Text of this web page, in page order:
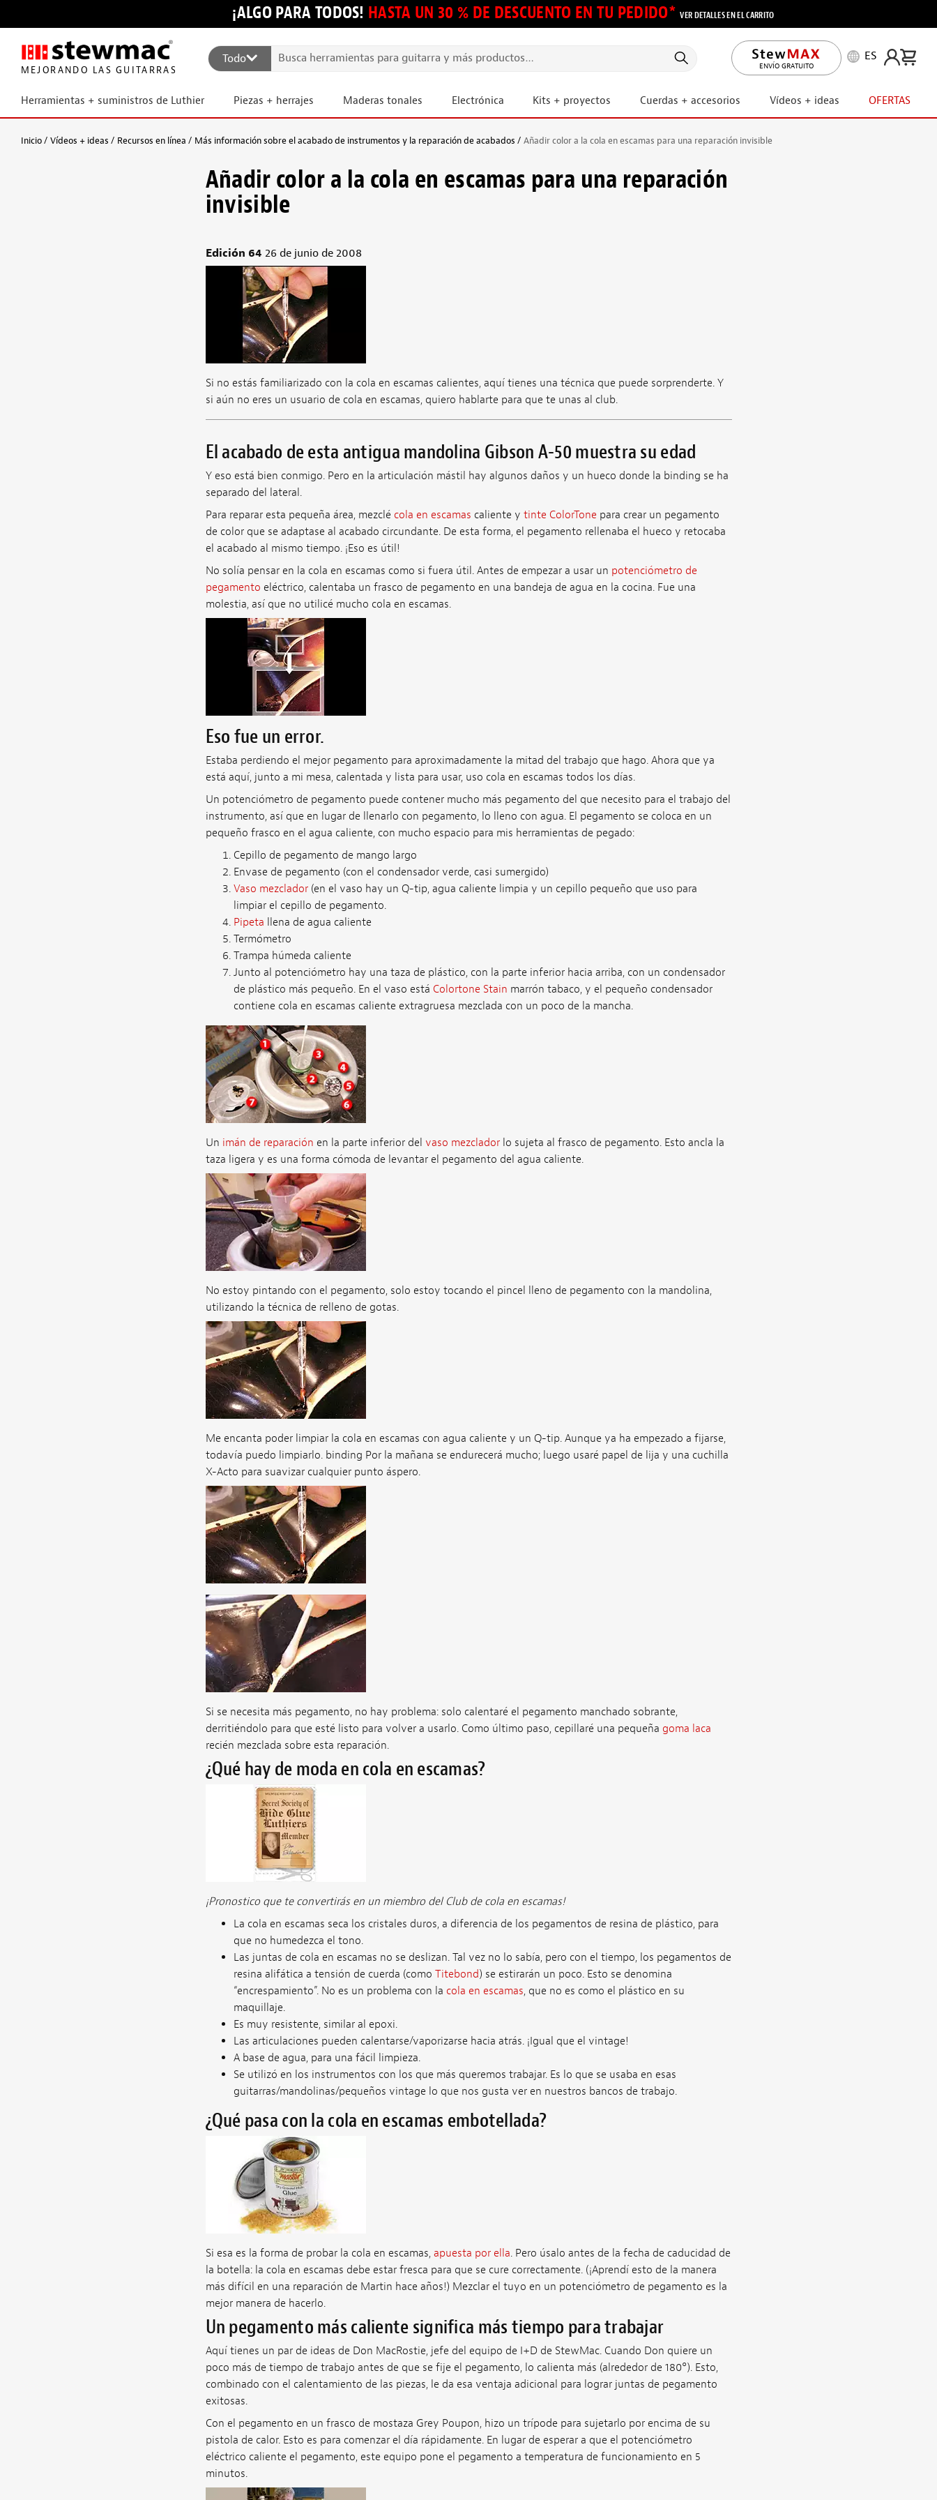
¡ALGO PARA TODOS! HASTA UN 30 % DE DESCUENTO EN TU PEDIDO*VER DETALLES EN EL CARRITO
MEJORANDO LAS GUITARRAS
Todo
ENVÍO GRATUITO
ES
Herramientas + suministros de Luthier Piezas + herrajes Maderas tonales Electrónica Kits + proyectos Cuerdas + accesorios Vídeos + ideas OFERTAS
Inicio Vídeos + ideas Recursos en línea Más información sobre el acabado de instrumentos y la reparación de acabados Añadir color a la cola en escamas para una reparación invisible
Añadir color a la cola en escamas para una reparación
invisible
Edición 64 26 de junio de 2008
Si no estás familiarizado con la cola en escamas calientes, aquí tienes una técnica que puede sorprenderte. Y
si aún no eres un usuario de cola en escamas, quiero hablarte para que te unas al club.
El acabado de esta antigua mandolina Gibson A-50 muestra su edad
Y eso está bien conmigo. Pero en la articulación mástil hay algunos daños y un hueco donde la binding se ha
separado del lateral.
Para reparar esta pequeña área, mezclé cola en escamas caliente y tinte ColorTone para crear un pegamento
de color que se adaptase al acabado circundante. De esta forma, el pegamento rellenaba el hueco y retocaba
el acabado al mismo tiempo. ¡Eso es útil!
No solía pensar en la cola en escamas como si fuera útil. Antes de empezar a usar un potenciómetro de
pegamento eléctrico, calentaba un frasco de pegamento en una bandeja de agua en la cocina. Fue una
molestia, así que no utilicé mucho cola en escamas.
Eso fue un error.
Estaba perdiendo el mejor pegamento para aproximadamente la mitad del trabajo que hago. Ahora que ya
está aquí, junto a mi mesa, calentada y lista para usar, uso cola en escamas todos los días.
Un potenciómetro de pegamento puede contener mucho más pegamento del que necesito para el trabajo del
instrumento, así que en lugar de llenarlo con pegamento, lo lleno con agua. El pegamento se coloca en un
pequeño frasco en el agua caliente, con mucho espacio para mis herramientas de pegado:
Cepillo de pegamento de mango largo
Envase de pegamento (con el condensador verde, casi sumergido)
Vaso mezclador(en el vaso hay un Q-tip, agua caliente limpia y un cepillo pequeño que uso para
limpiar el cepillo de pegamento.
Pipeta llena de agua caliente
Termómetro
Trampa húmeda caliente
Junto al potenciómetro hay una taza de plástico, con la parte inferior hacia arriba, con un condensador
de plástico más pequeño. En el vaso está Colortone Stain marrón tabaco, y el pequeño condensador
contiene cola en escamas caliente extragruesa mezclada con un poco de la mancha.
Un imán de reparación en la parte inferior del vaso mezcladorlo sujeta al frasco de pegamento. Esto ancla la
taza ligera y es una forma cómoda de levantar el pegamento del agua caliente.
No estoy pintando con el pegamento, solo estoy tocando el pincel lleno de pegamento con la mandolina,
utilizando la técnica de relleno de gotas.
Me encanta poder limpiar la cola en escamas con agua caliente y un Q-tip. Aunque ya ha empezado a fijarse,
todavía puedo limpiarlo. binding Por la mañana se endurecerá mucho; luego usaré papel de lija y una cuchilla
X-Acto para suavizar cualquier punto áspero.
Si se necesita más pegamento, no hay problema: solo calentaré el pegamento manchado sobrante,
derritiéndolo para que esté listo para volver a usarlo. Como último paso, cepillaré una pequeña goma laca
recién mezclada sobre esta reparación.
¿Qué hay de moda en cola en escamas?
¡Pronostico que te convertirás en un miembro del Club de cola en escamas!
La cola en escamas seca los cristales duros, a diferencia de los pegamentos de resina de plástico, para
que no humedezca el tono.
Las juntas de cola en escamas no se deslizan. Tal vez no lo sabía, pero con el tiempo, los pegamentos de
resina alifática a tensión de cuerda (como Titebond) se estirarán un poco. Esto se denomina
“encrespamiento”. No es un problema con la cola en escamas, que no es como el plástico en su
maquillaje.
Es muy resistente, similar al epoxi.
Las articulaciones pueden calentarse/vaporizarse hacia atrás. ¡Igual que el vintage!
A base de agua, para una fácil limpieza.
Se utilizó en los instrumentos con los que más queremos trabajar. Es lo que se usaba en esas
guitarras/mandolinas/pequeños vintage lo que nos gusta ver en nuestros bancos de trabajo.
¿Qué pasa con la cola en escamas embotellada?
Si esa es la forma de probar la cola en escamas, apuesta por ella. Pero úsalo antes de la fecha de caducidad de
la botella: la cola en escamas debe estar fresca para que se cure correctamente. (¡Aprendí esto de la manera
más difícil en una reparación de Martin hace años!) Mezclar el tuyo en un potenciómetro de pegamento es la
mejor manera de hacerlo.
Un pegamento más caliente significa más tiempo para trabajar
Aquí tienes un par de ideas de Don MacRostie, jefe del equipo de I+D de StewMac. Cuando Don quiere un
poco más de tiempo de trabajo antes de que se fije el pegamento, lo calienta más (alrededor de 180°). Esto,
combinado con el calentamiento de las piezas, le da esa ventaja adicional para lograr juntas de pegamento
exitosas.
Con el pegamento en un frasco de mostaza Grey Poupon, hizo un trípode para sujetarlo por encima de su
pistola de calor. Esto es para comenzar el día rápidamente. En lugar de esperar a que el potenciómetro
eléctrico caliente el pegamento, este equipo pone el pegamento a temperatura de funcionamiento en 5
minutos.